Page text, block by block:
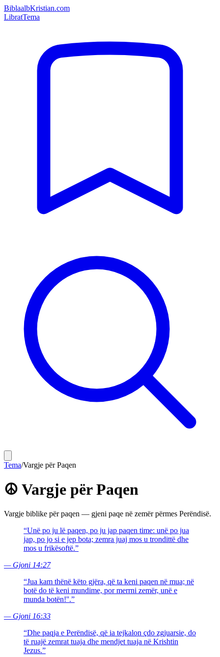
BiblaalbKristian.com
LibratTema
Tema/Vargje për Paqen
☮️ Vargje për Paqen
Vargje biblike për paqen — gjeni paqe në zemër përmes Perëndisë.
“Unë po ju lë paqen, po ju jap paqen time: unë po jua
jap, po jo si e jep bota; zemra juaj mos u trondittë dhe
mos u frikësoftë.”
— Gjoni 14:27
“Jua kam thënë këto gjëra, që ta keni paqen në mua; në
botë do të keni mundime, por merrni zemër, unë e
munda botën!''.”
— Gjoni 16:33
“Dhe paqja e Perëndisë, që ia tejkalon çdo zgjuarsie, do
të ruajë zemrat tuaja dhe mendjet tuaja në Krishtin
Jezus.”